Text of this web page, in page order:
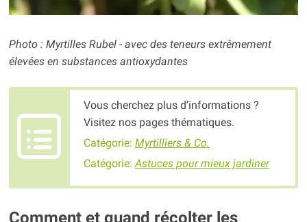
Photo : Myrtilles Rubel - avec des teneurs extrêmement
élevées en substances antioxydantes
Vous cherchez plus d’informations ?
Visitez nos pages thématiques.
Catégorie: Myrtilliers & Co.
Catégorie:Astuces pour mieux jardiner
Comment et quand récolter les